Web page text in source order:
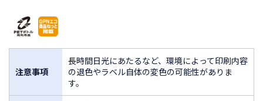
注意事項
長時間日光にあたるなど、環境によって印刷内容
の退色やラベル自体の変色の可能性がありま
す。